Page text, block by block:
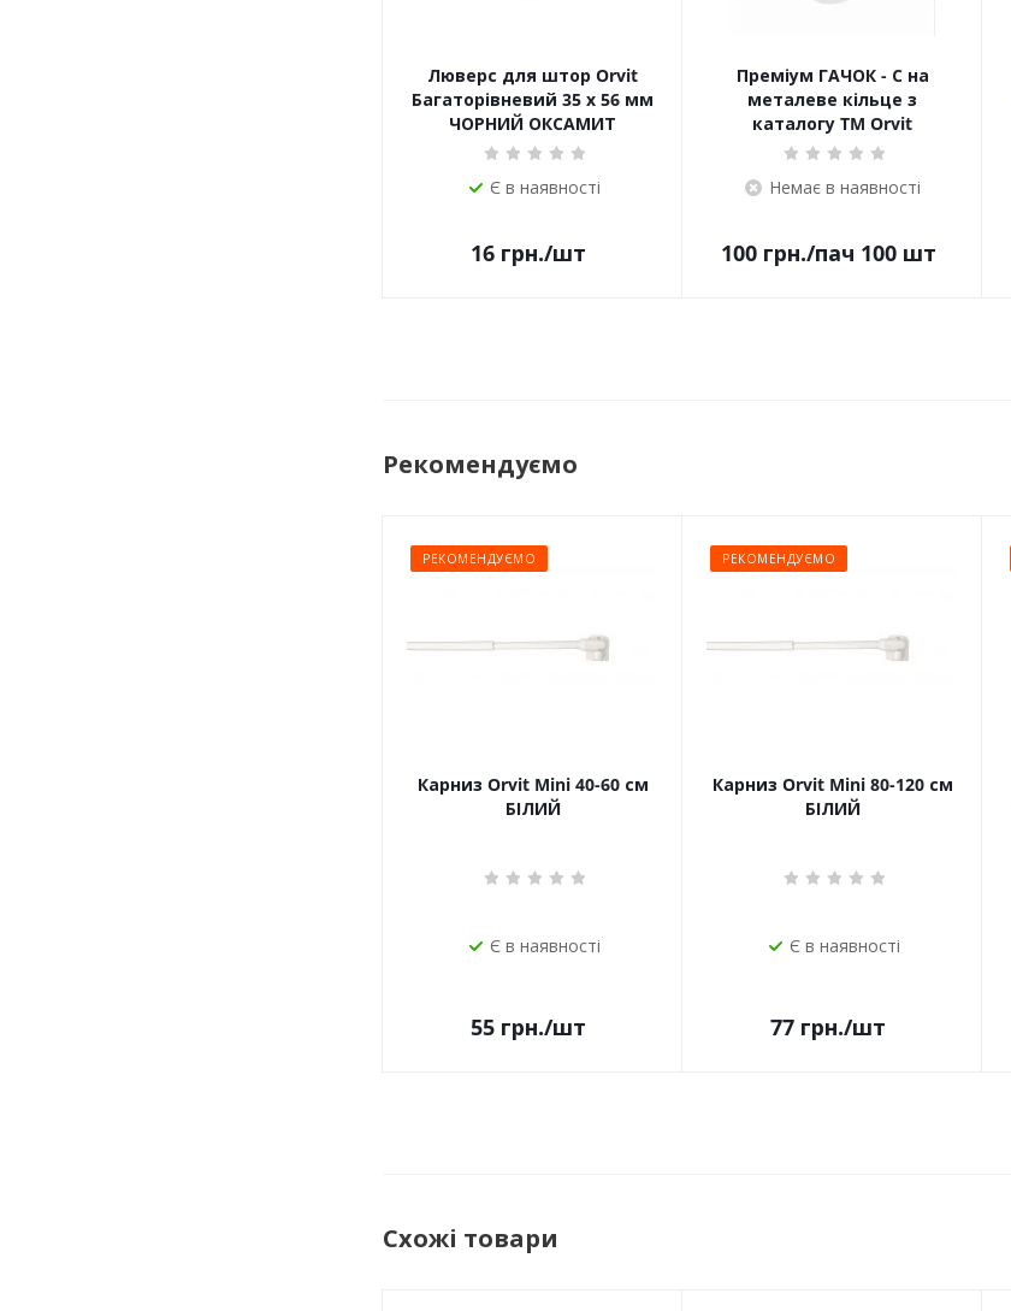
Люверс для штор Orvit
Багаторівневий 35 х 56 мм
ЧОРНИЙ ОКСАМИТ
Є в наявності
16 грн./шт
Преміум ГАЧОК - С на
металеве кільце з
каталогу TM Orvit
Немає в наявності
100грн./пач 100 шт
Рекомендуємо
РЕКОМЕНДУЄМО
Карниз Orvit Mini 40-60 см
БІЛИЙ
Є в наявності
55 грн./шт
РЕКОМЕНДУЄМО
Карниз Orvit Mini 80-120 см
БІЛИЙ
Є в наявності
77 грн./шт
Схожі товари